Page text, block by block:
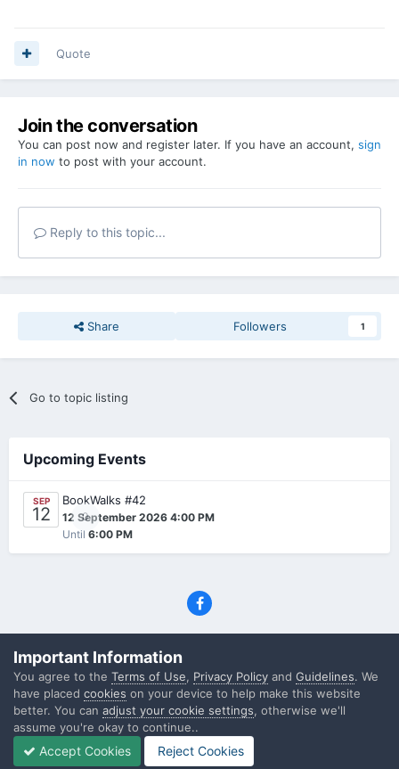
Quote
Join the conversation
You can post now and register later. If you have an account, sign
in now to post with your account.
Reply to this topic...
Share Followers 1
Go to topic listing
Upcoming Events
SEP
12 0
BookWalks #42
12 September 2026 4:00 PM
Until 6:00 PM
(C) SFF.gr, All rights reserved
Powered by Invision Community
Important Information
You agree to the Terms of Use, Privacy Policy and Guidelines. We
have placed cookies on your device to help make this website
better. You can adjust your cookie settings, otherwise we'll
assume you're okay to continue..
Accept Cookies Reject Cookies